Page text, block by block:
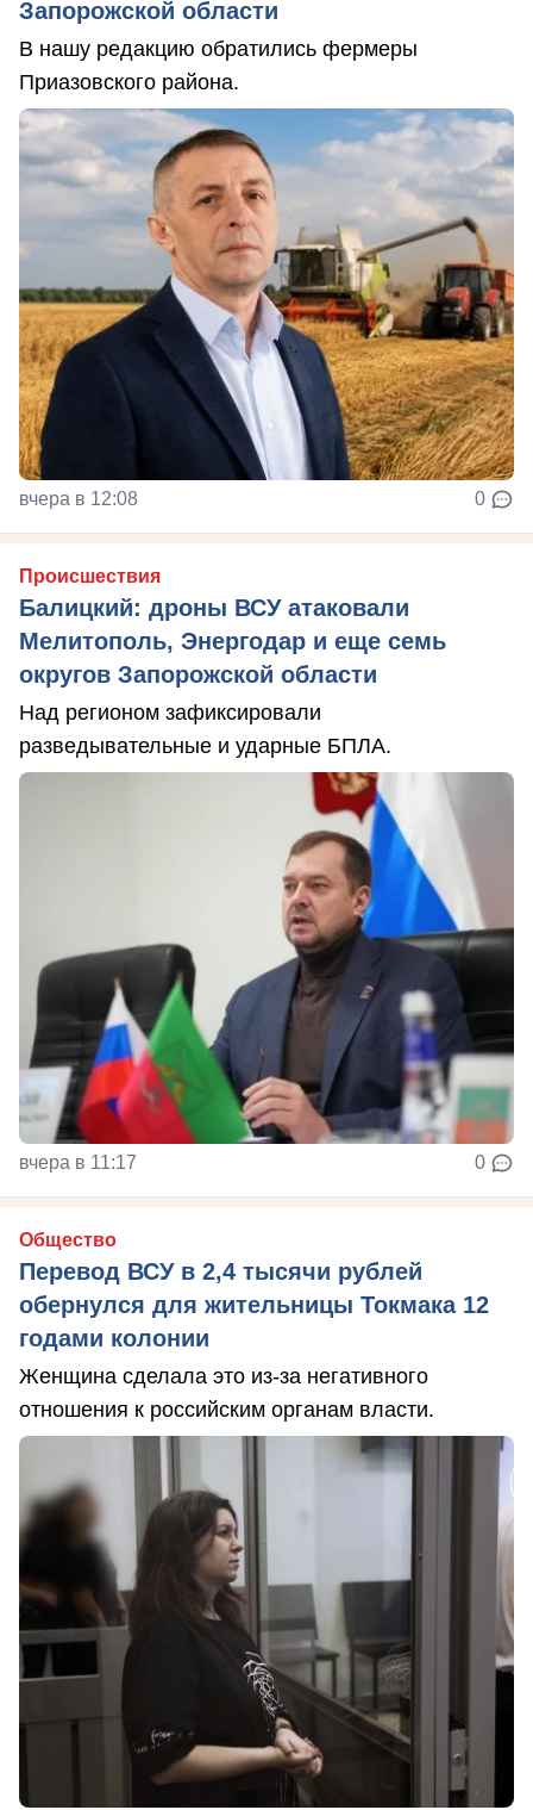
Запорожской области
В нашу редакцию обратились фермеры
Приазовского района.
вчера в 12:08 0
Происшествия
Балицкий: дроны ВСУ атаковали
Мелитополь, Энергодар и еще семь
округов Запорожской области
Над регионом зафиксировали
разведывательные и ударные БПЛА.
вчера в 11:17 0
Общество
Перевод ВСУ в 2,4 тысячи рублей
обернулся для жительницы Токмака 12
годами колонии
Женщина сделала это из-за негативного
отношения к российским органам власти.